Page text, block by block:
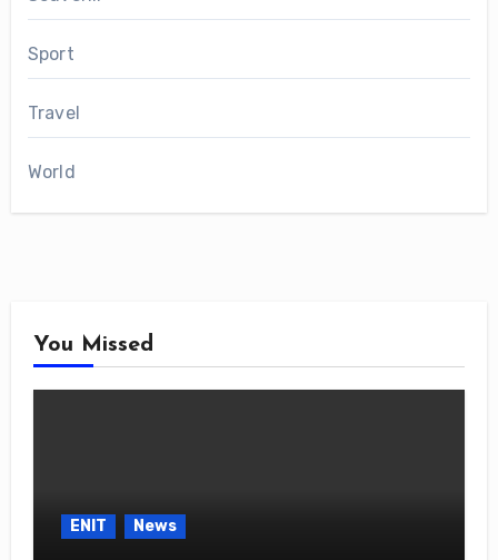
Sport
Travel
World
You Missed
ENIT News